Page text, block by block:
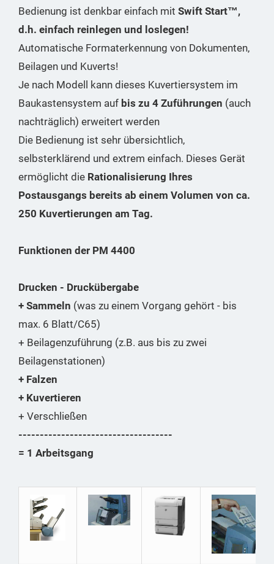
Bedienung ist denkbar einfach mit Swift Start™,
d.h. einfach reinlegen und loslegen!
Automatische Formaterkennung von Dokumenten,
Beilagen und Kuverts!
Je nach Modell kann dieses Kuvertiersystem im
Baukastensystem auf bis zu 4 Zuführungen (auch
nachträglich) erweitert werden
Die Bedienung ist sehr übersichtlich,
selbsterklärend und extrem einfach. Dieses Gerät
ermöglicht die Rationalisierung Ihres
Postausgangs bereits ab einem Volumen von ca.
250 Kuvertierungen am Tag.
Funktionen der PM 4400
Drucken - Druckübergabe
+ Sammeln (was zu einem Vorgang gehört - bis
max. 6 Blatt/C65)
+ Beilagenzuführung (z.B. aus bis zu zwei
Beilagenstationen)
+ Falzen
+ Kuvertieren
+ Verschließen
------------------------------------
= 1 Arbeitsgang